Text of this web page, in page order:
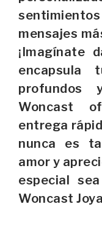
mensajes
¡Imagínate
encapsula
profundos
Woncast
entrega
nunca es
amor y
especial
Woncast